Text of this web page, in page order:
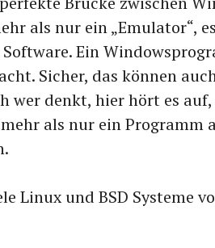
als nur ein „Emulator“,
Ein
Sicher, das können
wer denkt, hier hört es
als nur ein Programm
Linux und BSD Systeme